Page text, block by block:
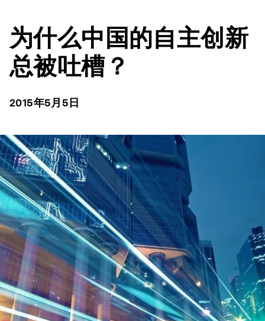
为什么中国的自主创新
总被吐槽？
2015年5月5日